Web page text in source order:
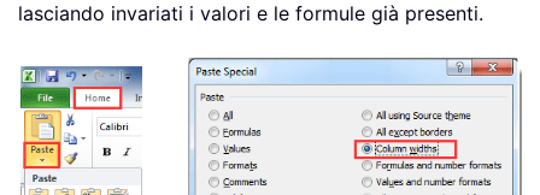
lasciando invariati i valori e le formule già presenti.